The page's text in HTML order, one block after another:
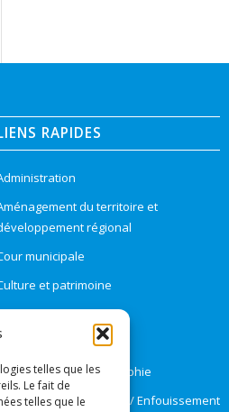
telles que les
Le fait de
telles que le
RAPIDES
du territoire et
régional
municipale
et patrimoine
foncière
et cartographie
/ Cours d’eau / Enfouissement